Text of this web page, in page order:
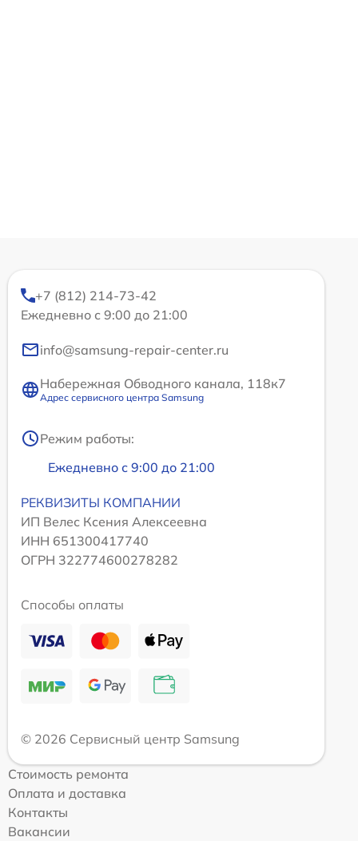
+7 (812) 214-73-42
Ежедневно с 9:00 до 21:00
info@samsung-repair-center.ru
Набережная Обводного канала, 118к7
Адрес сервисного центра Samsung
Режим работы:
Ежедневно с 9:00 до 21:00
РЕКВИЗИТЫ КОМПАНИИ
ИП Велес Ксения Алексеевна
ИНН 651300417740
ОГРН 322774600278282
Способы оплаты
© 2026 Сервисный центр Samsung
Стоимость ремонта
Оплата и доставка
Контакты
Вакансии